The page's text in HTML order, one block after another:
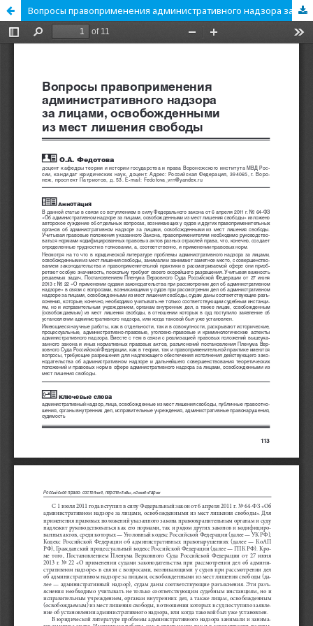
Вопросы правоприменения административного надзора за лицами, освобожденными из мест лишения свободы